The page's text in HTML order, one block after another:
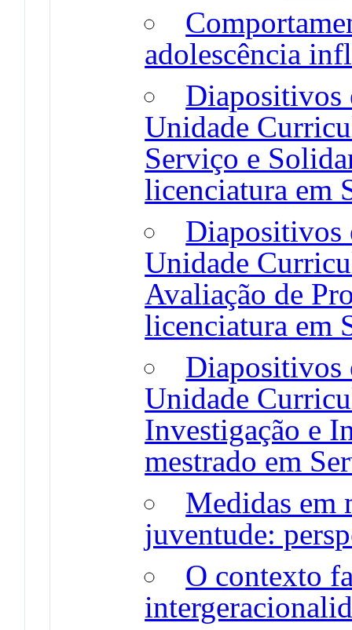
adolescência
Diapositivos
Unidade
Serviço e
licenciatura em
Diapositivos
Unidade
Avaliação de
licenciatura em
Diapositivos
Unidade
Investigação e
mestrado em
Medidas em
juventude:
O contexto